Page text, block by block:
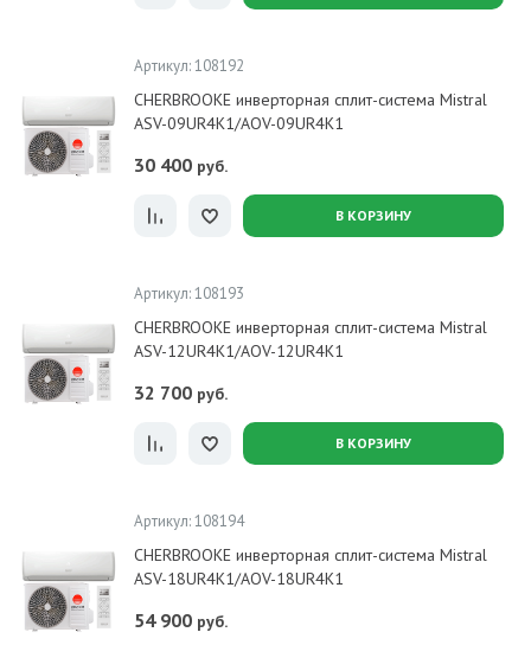
Артикул: 108192
CHERBROOKE инверторная сплит-система Mistral
ASV-09UR4K1/AOV-09UR4K1
30 400 руб.
В КОРЗИНУ
Артикул: 108193
CHERBROOKE инверторная сплит-система Mistral
ASV-12UR4K1/AOV-12UR4K1
32 700 руб.
В КОРЗИНУ
Артикул: 108194
CHERBROOKE инверторная сплит-система Mistral
ASV-18UR4K1/AOV-18UR4K1
54 900 руб.